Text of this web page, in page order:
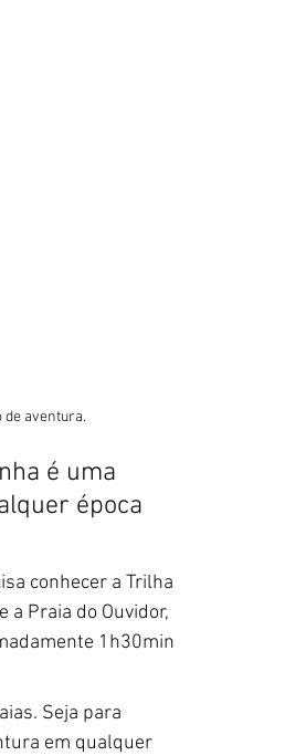
de aventura.
é uma
época
conhecer a Trilha
a Praia do Ouvidor,
1h30min
Seja para
em qualquer